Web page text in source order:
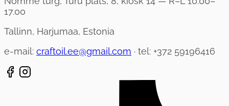
17.00
Tallinn, Harjumaa, Estonia
e-mail: craftoil.ee@gmail.com · tel: +372 59196416